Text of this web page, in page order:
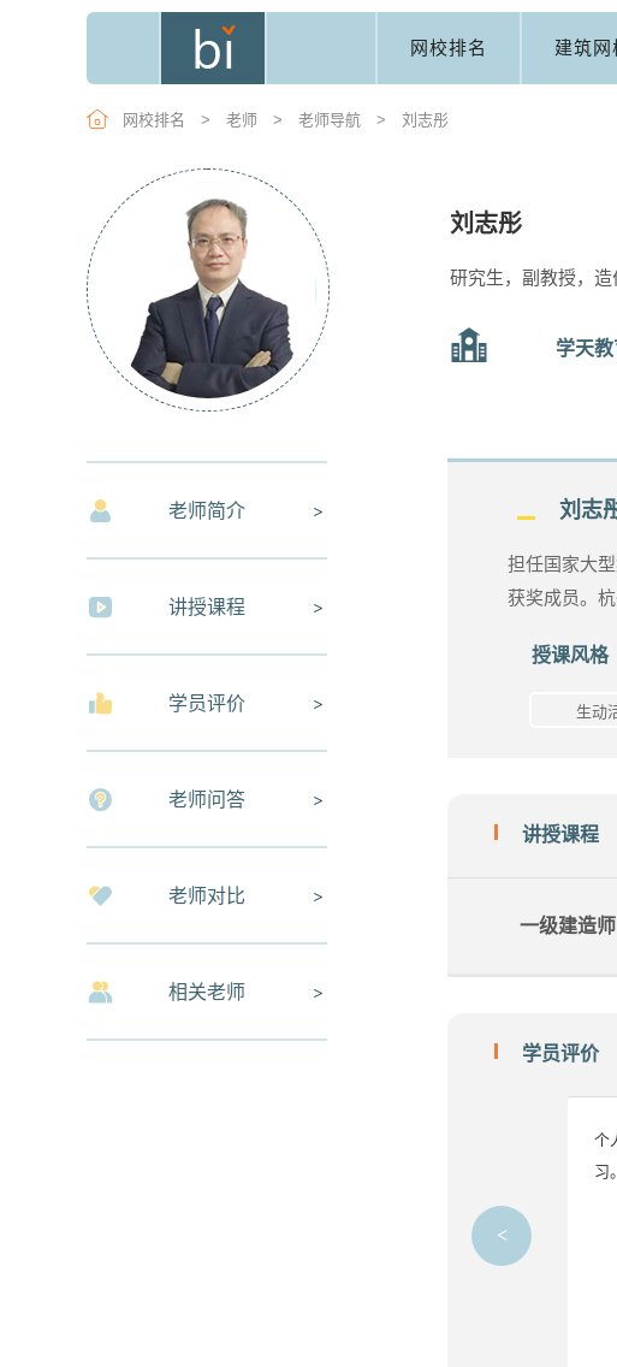
网校排名 建筑网
网校排名 > 老师 > 老师导航 > 刘志彤
刘志彤
研究生，副教授，造
学天教
老师简介
讲授课程
学员评价
老师问答
老师对比
相关老师
刘志
担任国家大
获奖成员。
授课风格
生动
讲授课程
一级建造师
学员评价
个
习。
<